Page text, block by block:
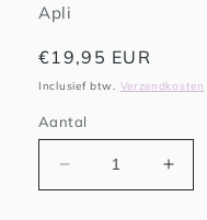
Apli
Normale
prijs
€19,95 EUR
Inclusief btw. Verzendkosten
Aantal
Aantal
verlagen